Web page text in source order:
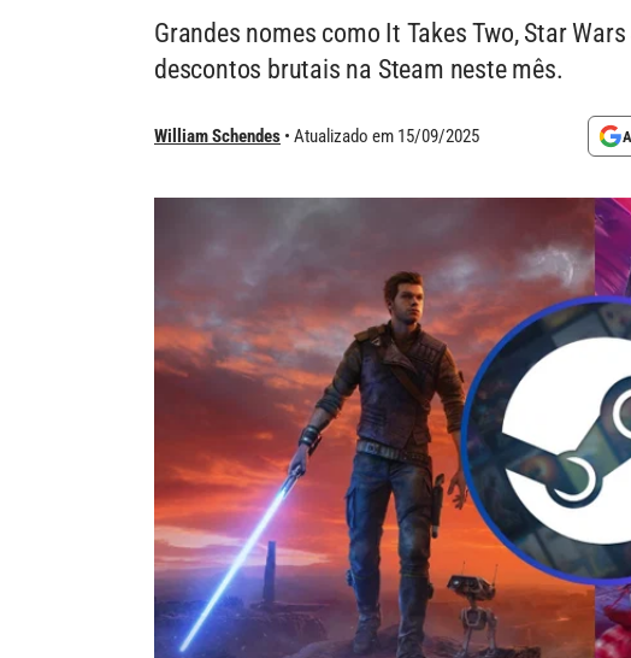
Grandes nomes como It Takes Two, Star
descontos brutais na Steam neste mês.
William Schendes Atualizado em 15/09/2025